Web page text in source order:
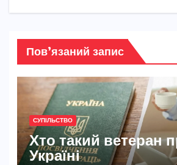
Пов’язаний запис
СУПІЛЬСТВО
Хто такий ветеран
Україні